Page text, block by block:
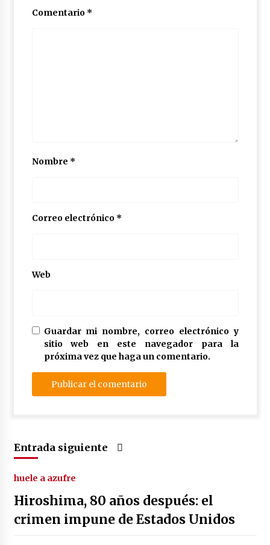
Comentario *
Nombre *
Correo electrónico *
Web
Guardar mi nombre, correo electrónico y
sitio web en este navegador para la
próxima vez que haga un comentario.
Entrada siguiente
huele a azufre
Hiroshima, 80 años después: el
crimen impune de Estados Unidos